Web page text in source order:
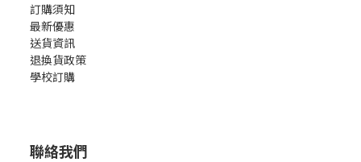
訂購須知
最新優惠
送貨資訊
退換貨政策
學校訂購
聯絡我們